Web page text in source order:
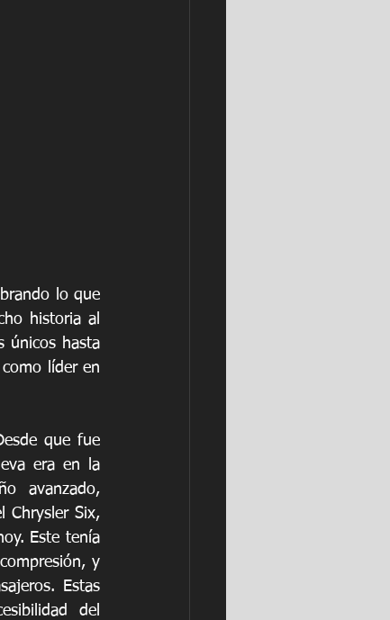
lo que
historia al
únicos hasta
líder en
que fue
era en la
avanzado,
Chrysler Six,
Este tenía
y
Estas
del